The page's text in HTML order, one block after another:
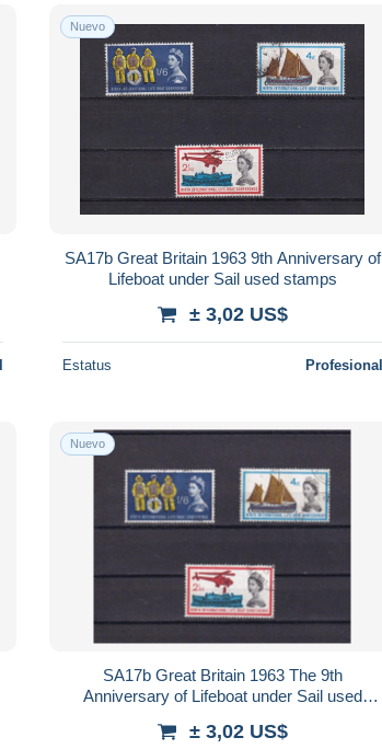
Nuevo
SA17b Great Britain 1963 9th Anniversary of
Lifeboat under Sail used stamps
± 3,02 US$
Estatus Profesional
Nuevo
SA17b Great Britain 1963 The 9th
Anniversary of Lifeboat under Sail used
± 3,02 US$